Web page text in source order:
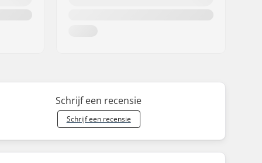
Schrijf een recensie
Schrijf een recensie